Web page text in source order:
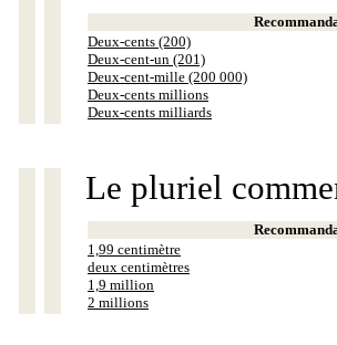
Deux-cents (200)
Deux-cent-un (201)
Deux-cent-mille (200 000)
Deux-cents millions
Deux-cents milliards
Le pluriel
1,99 centimètre
deux centimètres
1,9 million
2 millions